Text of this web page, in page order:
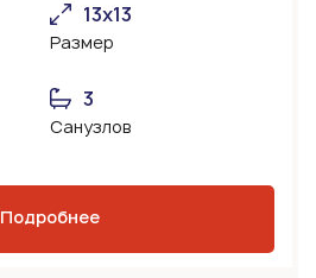
13х13
Размер
3
Санузлов
Подробнее